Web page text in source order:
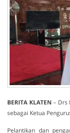
BERITA KLATEN – Drs
sebagai Ketua
Pelantikan dan